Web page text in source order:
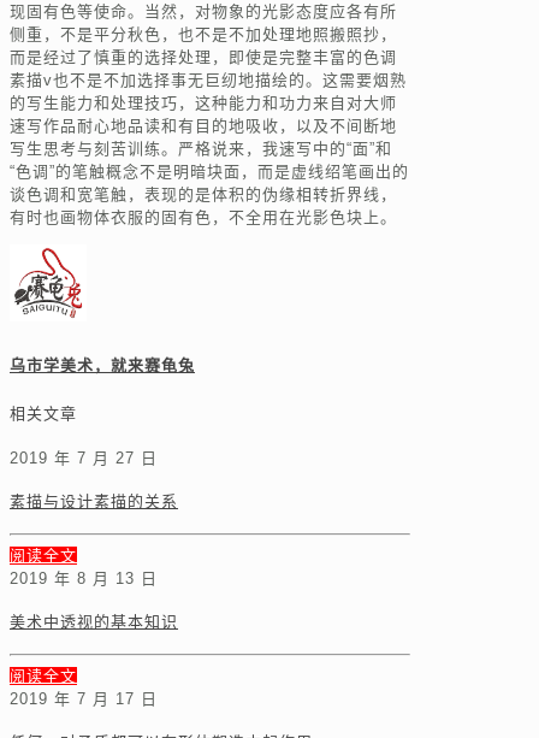
现固有色等使命。当然，对物象的光影态度应各有所
侧重，不是平分秋色，也不是不加处理地照搬照抄，
而是经过了慎重的选择处理，即使是完整丰富的色调
素描v也不是不加选择事无巨纫地描绘的。这需要烟熟
的写生能力和处理技巧，这种能力和功力来自对大师
速写作品耐心地品读和有目的地吸收，以及不间断地
写生思考与刻苦训练。严格说来，我速写中的“面”和
“色调”的笔触概念不是明暗块面，而是虚线绍笔画出的
谈色调和宽笔触，表现的是体积的伪缘相转折界线，
有时也画物体衣服的固有色，不全用在光影色块上。
乌市学美术，就来赛龟兔
相关文章
2019 年 7 月 27 日
素描与设计素描的关系
阅读全文
2019 年 8 月 13 日
美术中透视的基本知识
阅读全文
2019 年 7 月 17 日